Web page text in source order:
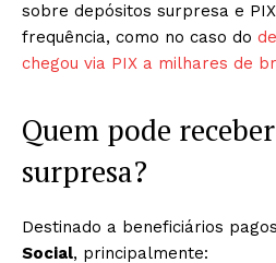
sobre depósitos surpresa e
frequência, como no caso do
chegou via PIX a milhares de
Quem pode
surpresa?
Destinado a beneficiários
Social, principalmente: